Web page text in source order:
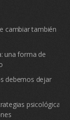
cambiar también
una forma de
debemos dejar
psicológicas